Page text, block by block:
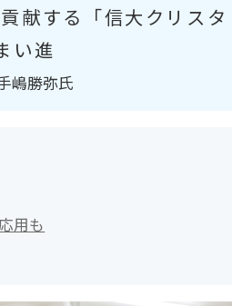
献する「信大クリスタ
い進
嶋勝弥氏
用も